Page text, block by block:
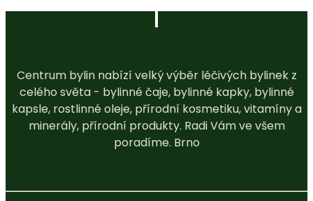
Centrum bylin nabízí velký výběr léčivých bylinek z
celého světa - bylinné čaje, bylinné kapky, bylinné
kapsle, rostlinné oleje, přírodní kosmetiku, vitamíny a
minerály, přírodní produkty. Radi Vám ve všem
poradíme. Brno